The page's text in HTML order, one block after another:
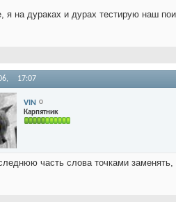
я на дураках и дурах тестирую наш
17:07
VIN
Карпятник
часть слова точками